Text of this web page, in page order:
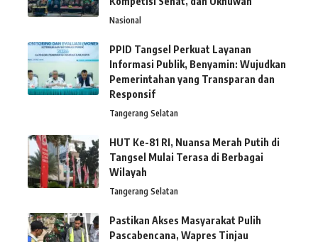
Nasional
PPID Tangsel Perkuat Layanan
Informasi Publik, Benyamin: Wujudkan
Pemerintahan yang Transparan dan
Responsif
Tangerang Selatan
HUT Ke-81 RI, Nuansa Merah Putih di
Tangsel Mulai Terasa di Berbagai
Wilayah
Tangerang Selatan
Pastikan Akses Masyarakat Pulih
Pascabencana, Wapres Tinjau